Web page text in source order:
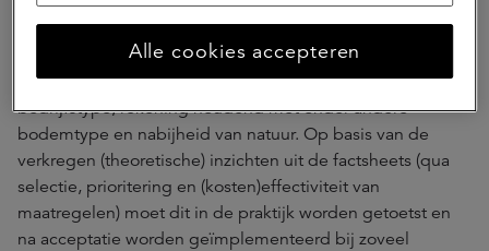
handelingsperspectief.
Om dit handelingsperspectief concreet te maken heeft
het NMI een factsheet opgesteld met een focus op
bedrijfstype, rekening houdend met onder andere
bodemtype en nabijheid van natuur. Op basis van de
verkregen (theoretische) inzichten uit de factsheets (qua
selectie, prioritering en (kosten)effectiviteit van
maatregelen) moet dit in de praktijk worden getoetst en
na acceptatie worden geïmplementeerd bij zoveel
Alle cookies accepteren